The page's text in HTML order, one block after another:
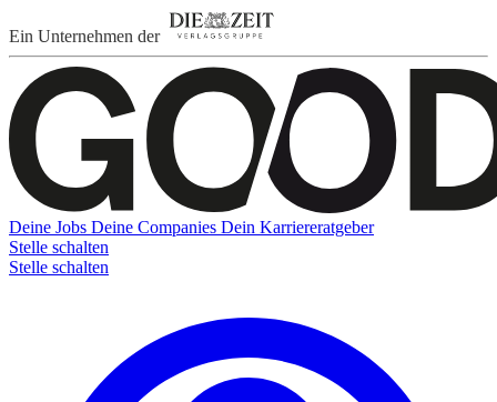
Ein Unternehmen der
Deine Jobs Deine Companies Dein Karriereratgeber
Stelle schalten
Stelle schalten